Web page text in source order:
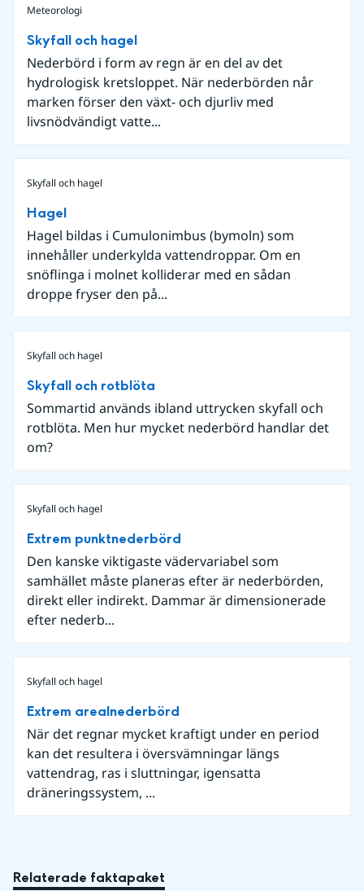
Meteorologi
Skyfall och hagel
Nederbörd i form av regn är en del av det
hydrologisk kretsloppet. När nederbörden når
marken förser den växt- och djurliv med
livsnödvändigt vatte...
Skyfall och hagel
Hagel
Hagel bildas i Cumulonimbus (bymoln) som
innehåller underkylda vattendroppar. Om en
snöflinga i molnet kolliderar med en sådan
droppe fryser den på...
Skyfall och hagel
Skyfall och rotblöta
Sommartid används ibland uttrycken skyfall och
rotblöta. Men hur mycket nederbörd handlar det
om?
Skyfall och hagel
Extrem punktnederbörd
Den kanske viktigaste vädervariabel som
samhället måste planeras efter är nederbörden,
direkt eller indirekt. Dammar är dimensionerade
efter nederb...
Skyfall och hagel
Extrem arealnederbörd
När det regnar mycket kraftigt under en period
kan det resultera i översvämningar längs
vattendrag, ras i sluttningar, igensatta
dräneringssystem, ...
Relaterade faktapaket